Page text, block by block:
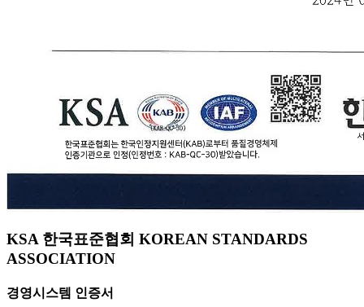
KSA 한국표준협회 KOREAN STANDARDS
ASSOCIATION
경영시스템 인증서